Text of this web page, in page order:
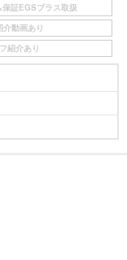
証EGSプラス取扱
介動画あり
紹介あり